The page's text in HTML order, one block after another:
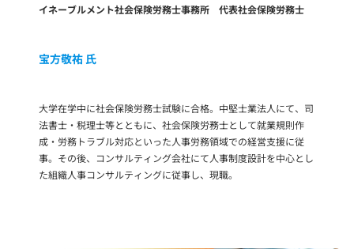
イネーブルメント社会保険労務士事務所 代表社会保険労務士
宝方敬祐 氏
大学在学中に社会保険労務士試験に合格。中堅士業法人にて、司
法書士・税理士等とともに、社会保険労務士として就業規則作
成・労務トラブル対応といった人事労務領域での経営支援に従
事。その後、コンサルティング会社にて人事制度設計を中心とし
た組織人事コンサルティングに従事し、現職。